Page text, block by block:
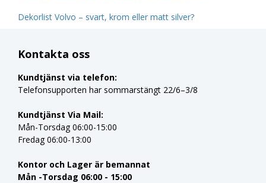
Dekorlist Volvo – svart, krom eller matt silver?
Kontakta oss
Kundtjänst via telefon:
Telefonsupporten har sommarstängt 22/6–3/8
Kundtjänst Via Mail:
Mån-Torsdag 06:00-15:00
Fredag 06:00-13:00
Kontor och Lager är bemannat
Mån -Torsdag 06:00 - 15:00